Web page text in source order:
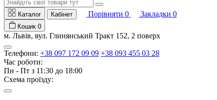
Каталог Кабінет Порівняти 0 Закладки 0
Кошик 0
м. Львів, вул. Глинянський Тракт 152, 2 поверх
Телефони: +38 097 172 09 09 +38 093 455 03 28
Час роботи:
Пн - Пт з 11:30 до 18:00
Схема проїзду: